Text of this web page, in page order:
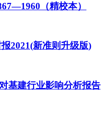
（精校本）
2021(新准则升级版)
基建行业影响分析报告